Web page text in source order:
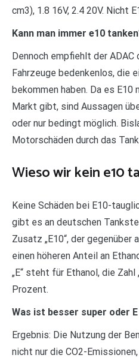
cm3), 1.8 16V, 2.4 20V. Nicht
Kann man immer e10
Dennoch empfiehlt der
Fahrzeuge bedenkenlos, die
bekommen haben. Da es E10
Markt gibt, sind Aussagen
oder nur bedingt möglich.
Motorschäden durch das
Wieso wir kein e10
Keine Schäden bei E10-
gibt es an deutschen
Zusatz „E10“, der
einen höheren Anteil an
„E“ steht für Ethanol, die Zahl
Prozent.
Was ist besser super oder E
Ergebnis: Die Nutzung der
nicht nur die CO2-